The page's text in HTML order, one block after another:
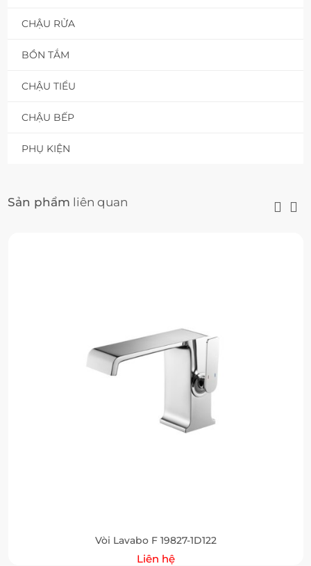
CHẬU RỬA
BỒN TẮM
CHẬU TIỂU
CHẬU BẾP
PHỤ KIỆN
Sản phẩm liên quan
Vòi Lavabo F 19827-1D122
Liên hệ